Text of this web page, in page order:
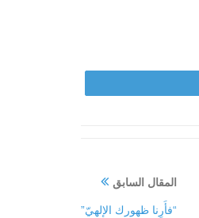
المقال السابق
“فأَرِنا ظهورك الإلهيّ”